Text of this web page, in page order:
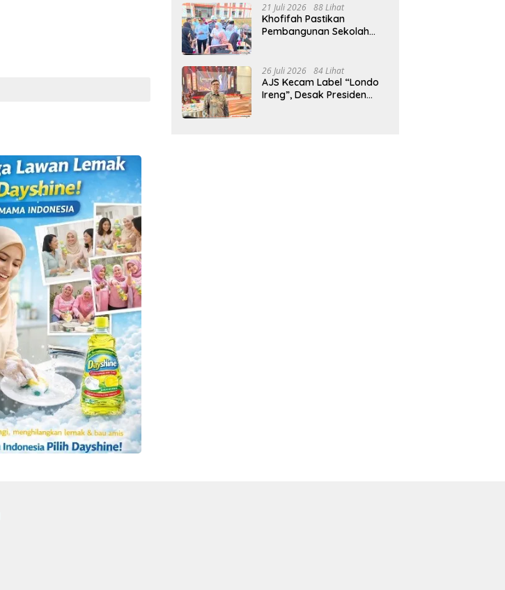
21 Juli 2026 88 Lihat
Khofifah Pastikan
Pembangunan Sekolah
Indonesia Emas
26 Juli 2026 84 Lihat
AJS Kecam Label “Londo
Ireng”, Desak Presiden